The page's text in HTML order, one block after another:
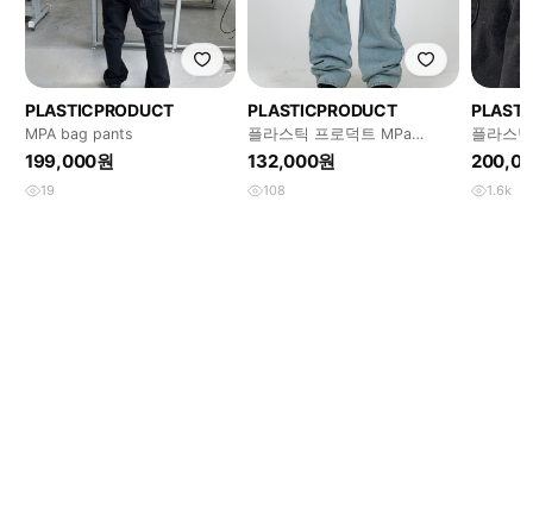
PLASTICPRODUCT
MPA bag pants
199,000원
19
PLASTICPRODUCT
플라스틱 프로덕트 MPa
6pocekt denim
132,000원
108
플라스
팬츠 xs
1.6k